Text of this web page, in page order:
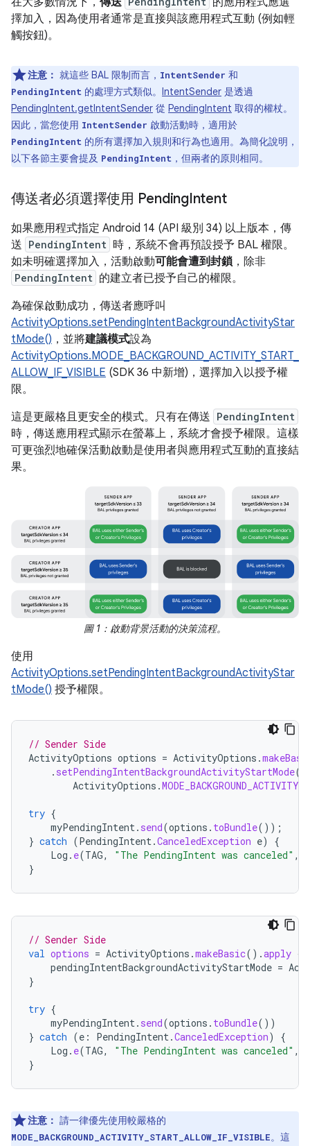
擇加入，因為使用者通常是直接與該應用程式互動 (例如輕
觸按鈕)。
注意： 就這些 BAL 限制而言， IntentSender 和
PendingIntent 的處理方式類似。 IntentSender 是透過
PendingIntent.getIntentSender 從 PendingIntent 取得的權杖。
因此，當您使用 IntentSender 啟動活動時，適用於
PendingIntent 的所有選擇加入規則和行為也適用。為簡化說明，
以下各節主要會提及 PendingIntent ，但兩者的原則相同。
傳送者必須選擇使用 PendingIntent
如果應用程式指定 Android 14 (API 級別 34) 以上版本，傳
送 PendingIntent 時，系統不會再預設授予 BAL 權限。
如未明確選擇加入，活動啟動可能會遭到封鎖 ，除非
PendingIntent 的建立者已授予自己的權限。
為確保啟動成功，傳送者應呼叫
ActivityOptions.setPendingIntentBackgroundActivityStar
tMode() ，並將建議模式設為
ActivityOptions.MODE_BACKGROUND_ACTIVITY_START_
ALLOW_IF_VISIBLE (SDK 36 中新增)，選擇加入以授予權
限。
這是更嚴格且更安全的模式。只有在傳送 PendingIntent
時，傳送應用程式顯示在螢幕上，系統才會授予權限。這樣
可更強烈地確保活動啟動是使用者與應用程式互動的直接結
果。
圖 1：啟動背景活動的決策流程。
使用
ActivityOptions.setPendingIntentBackgroundActivityStar
tMode() 授予權限。
// Sender Side
ActivityOptions options = ActivityOptions .
. setPendingIntentBackgroundActivityStartMode(
ActivityOptions .
try {
myPendingIntent . send(options . toBundle());
} catch (PendingIntent .CanceledException e)
{
Log . e(TAG, "The PendingIntent was canceled" ,
}
// Sender Side
val options = ActivityOptions .makeBasic().apply {
pendingIntentBackgroundActivityStartMode =
}
try {
myPendingIntent . send(options . toBundle())
} catch (e : PendingIntent .CanceledException)
{
Log . e(TAG, "The PendingIntent was canceled" ,
}
注意： 請一律優先使用較嚴格的
MODE_BACKGROUND_ACTIVITY_START_ALLOW_IF_VISIBLE。這